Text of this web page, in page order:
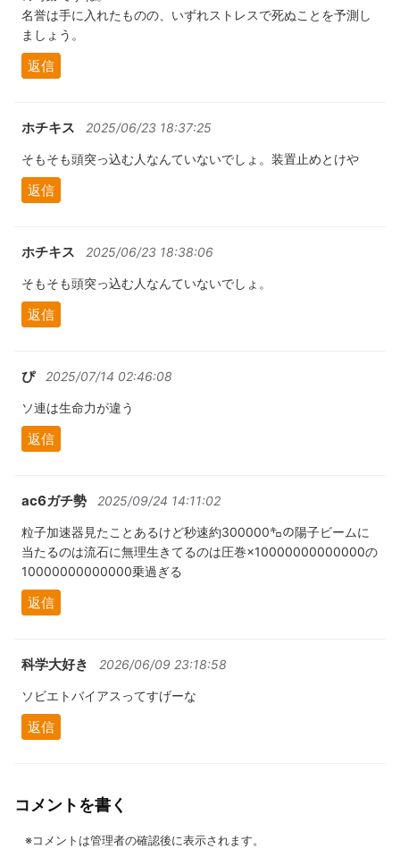
名誉は手に入れたものの、いずれストレスで死ぬことを予測し
ましょう。
返信
ホチキス 2025/06/23 18:37:25
そもそも頭突っ込む人なんていないでしょ。装置止めとけや
返信
ホチキス 2025/06/23 18:38:06
そもそも頭突っ込む人なんていないでしょ。
返信
ぴ 2025/07/14 02:46:08
ソ連は生命力が違う
返信
ac6ガチ勢 2025/09/24 14:11:02
粒子加速器見たことあるけど秒速約300000㌔の陽子ビームに
当たるのは流石に無理生きてるのは圧巻×10000000000000の
10000000000000乗過ぎる
返信
科学大好き 2026/06/09 23:18:58
ソビエトバイアスってすげーな
返信
コメントを書く
※コメントは管理者の確認後に表示されます。